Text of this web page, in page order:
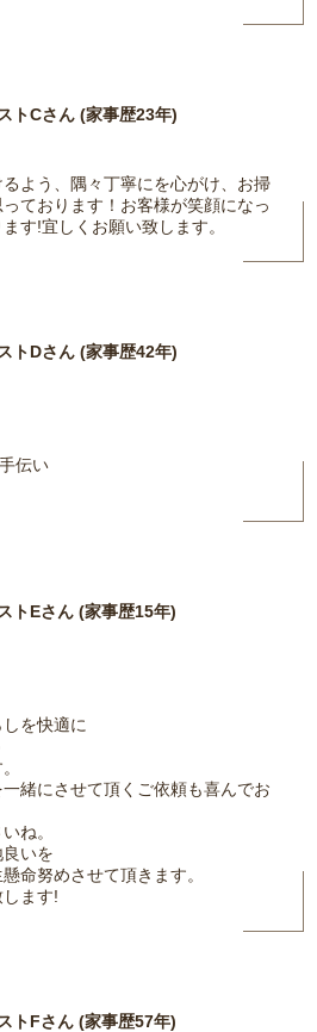
トCさん (家事歴23年)
よう、隅々丁寧にを心がけ、お掃
ております！お客様が笑顔になっ
す!宜しくお願い致します。
トDさん (家事歴42年)
伝い
トEさん (家事歴15年)
しを快適に
緒にさせて頂くご依頼も喜んでお
ね。
いを
命努めさせて頂きます。
ます!
トFさん (家事歴57年)